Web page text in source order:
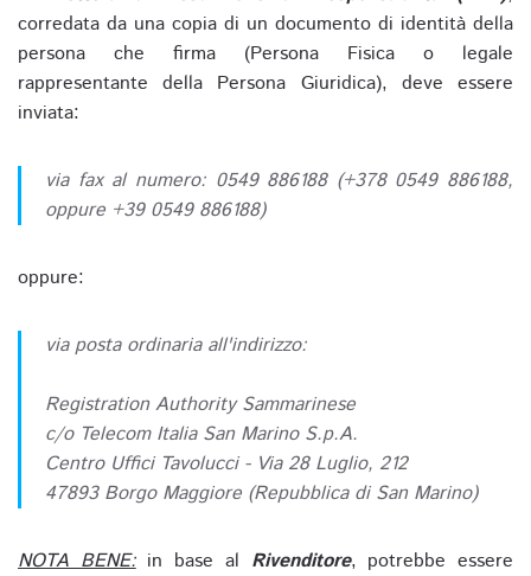
corredata da una copia di un documento di identità della
persona che firma (Persona Fisica o legale
rappresentante della Persona Giuridica), deve essere
inviata:
via fax al numero: 0549 886188 (+378 0549 886188,
oppure +39 0549 886188)
oppure:
via posta ordinaria all'indirizzo:
Registration Authority Sammarinese
c/o Telecom Italia San Marino S.p.A.
Centro Uffici Tavolucci - Via 28 Luglio, 212
47893 Borgo Maggiore (Repubblica di San Marino)
NOTA BENE:in base al Rivenditore, potrebbe essere